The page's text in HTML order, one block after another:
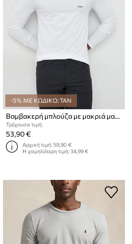
-5% ΜΕ ΚΩΔΙΚΟ: TAN
Βαμβακερή μπλούζα με μακριά μανίκια BOSS 3-pack San Jared-C
Τρέχουσα τιμή:
53,90 €
Αρχική τιμή:59,90 €
Η χαμηλότερη τιμή:34,99 €